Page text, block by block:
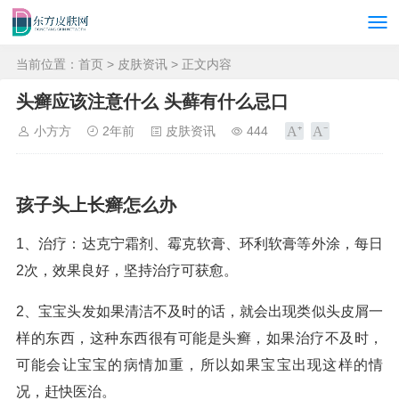
当前位置： 首页 > 皮肤资讯 > 正文内容
头癣应该注意什么 头藓有什么忌口
小方方 2年前 皮肤资讯 444
孩子头上长癣怎么办
1、治疗：达克宁霜剂、霉克软膏、环利软膏等外涂，每日
2次，效果良好，坚持治疗可获愈。
2、宝宝头发如果清洁不及时的话，就会出现类似头皮屑一
样的东西，这种东西很有可能是头癣，如果治疗不及时，
可能会让宝宝的病情加重，所以如果宝宝出现这样的情
况，赶快医治。